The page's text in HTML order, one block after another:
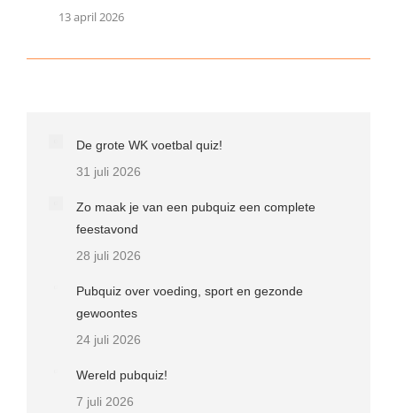
13 april 2026
De grote WK voetbal quiz!
31 juli 2026
Zo maak je van een pubquiz een complete
feestavond
28 juli 2026
Pubquiz over voeding, sport en gezonde
gewoontes
24 juli 2026
Wereld pubquiz!
7 juli 2026